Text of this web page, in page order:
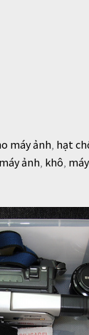
máy ảnh hạt
ảnh khô